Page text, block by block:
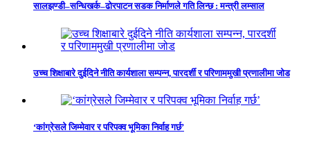
सालझण्डी–सन्धिखर्क–ढोरपाटन सडक निर्माणले गति लिन्छ : मन्त्री लम्साल
उच्च शिक्षाबारे दुईदिने नीति कार्यशाला सम्पन्न, पारदर्शी र परिणाममुखी प्रणालीमा जोड
‘कांग्रेसले जिम्मेवार र परिपक्व भूमिका निर्वाह गर्छ’